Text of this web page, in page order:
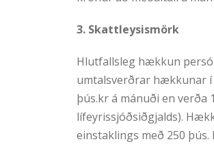
3. Skattleysismörk
Hlutfallsleg hækkun
umtalsverðrar hækkunar í
þús.kr á mánuði en verða
lífeyrissjóðsiðgjalds).
einstaklings með 250